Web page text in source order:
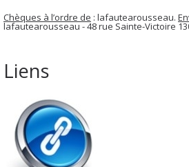
Chèques à l’ordre de : lafautearousseau.
lafautearousseau - 48 rue Sainte-Victoire
Liens